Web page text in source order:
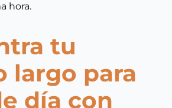
hora.
tu
largo para
día con